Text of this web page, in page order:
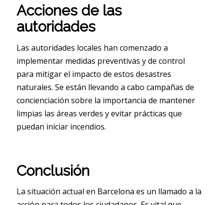
Acciones de las
autoridades
Las autoridades locales han comenzado a
implementar medidas preventivas y de control
para mitigar el impacto de estos desastres
naturales. Se están llevando a cabo campañas de
concienciación sobre la importancia de mantener
limpias las áreas verdes y evitar prácticas que
puedan iniciar incendios.
Conclusión
La situación actual en Barcelona es un llamado a la